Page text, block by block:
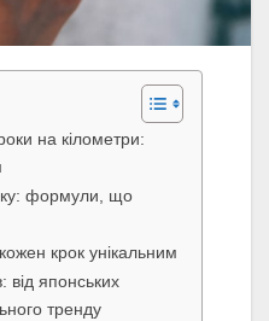
на кілометри:
формули, що
крок унікальним
від японських
тренду